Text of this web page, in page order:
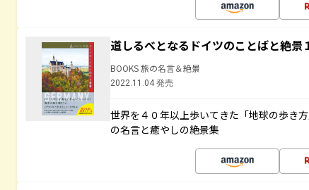
道しるべとなるドイツのことばと絶景
BOOKS 旅の名言＆絶景
2022.11.04 発売
世界を４０年以上歩いてきた「地球の歩き
の名言と癒やしの絶景集